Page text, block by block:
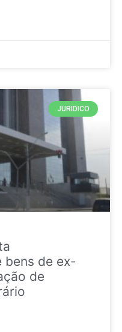
JURIDICO
bens de ex-
de